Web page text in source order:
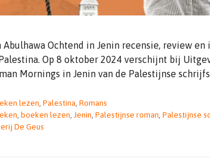
Abulhawa Ochtend in Jenin recensie, review
Op 8 oktober 2024 verschijnt bij
Mornings in Jenin van de Palestijnse
lezen Palestina Romans
boeken lezen Jenin Palestijnse roman Palestijnse
De Geus